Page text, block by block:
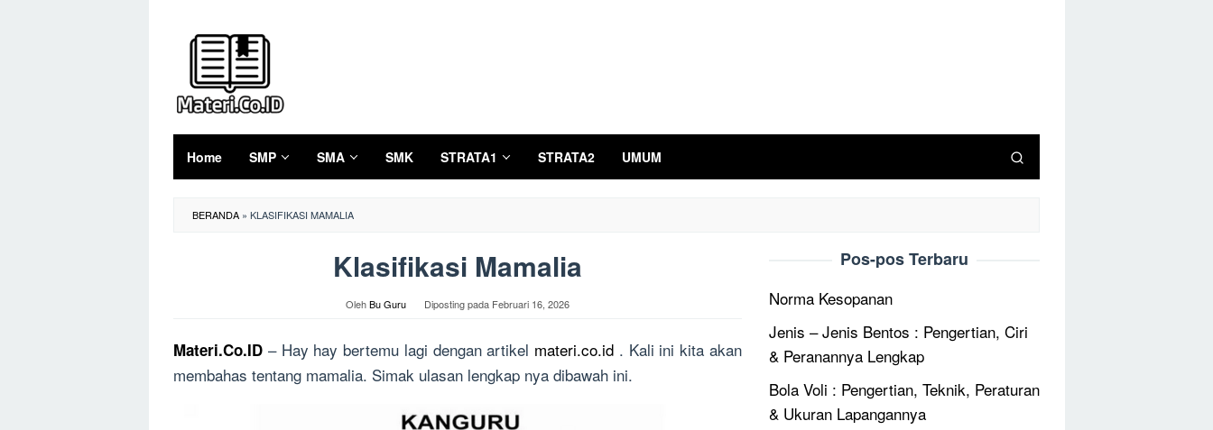
Home SMP SMA SMK STRATA1 STRATA2 UMUM
BERANDA » KLASIFIKASI MAMALIA
Klasifikasi Mamalia
OlehBu Guru Diposting pada Februari 16, 2026
Materi.Co.ID – Hay hay bertemu lagi dengan artikel materi.co.id . Kali ini kita akan
membahas tentang mamalia. Simak ulasan lengkap nya dibawah ini.
Pos-pos Terbaru
Norma Kesopanan
Jenis – Jenis Bentos : Pengertian, Ciri
& Peranannya Lengkap
Bola Voli : Pengertian, Teknik, Peraturan
& Ukuran Lapangannya